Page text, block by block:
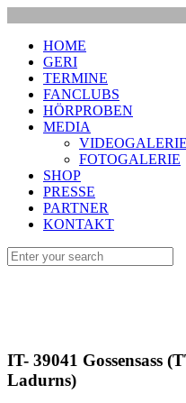
HOME
GERI
TERMINE
FANCLUBS
HÖRPROBEN
MEDIA
VIDEOGALERIE
FOTOGALERIE
SHOP
PRESSE
PARTNER
KONTAKT
IT- 39041 Gossensass
Ladurns)